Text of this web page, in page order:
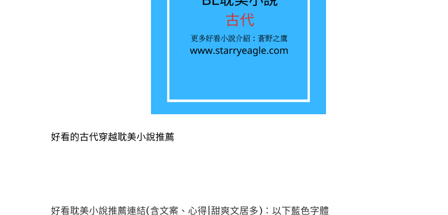
好看的古代穿越耽美小說推薦
好看耽美小說推薦連結(含文案、心得|甜爽文居多)：以下藍色字體